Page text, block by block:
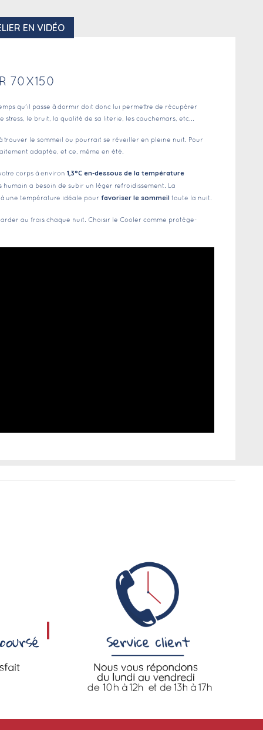
EN VIDÉO
70X150
qu'il passe à dormir doit donc lui permettre de récupérer
le bruit, la qualité de sa literie, les cauchemars, etc...
le sommeil ou pourrait se réveiller en pleine nuit. Pour
adaptée, et ce, même en été.
corps à environ 1,3°C en-dessous de la température
a besoin de subir un léger refroidissement. La
une température idéale pour favoriser le sommeil toute la nuit.
au frais chaque nuit. Choisir le Cooler comme protège-